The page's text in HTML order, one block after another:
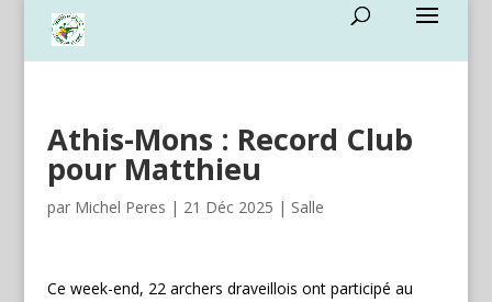
Athis-Mons : Record Club
pour Matthieu
par Michel Peres | 21 Déc 2025 | Salle
Ce week-end, 22 archers draveillois ont participé au